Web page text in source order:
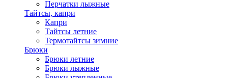
Перчатки лыжные
Тайтсы, капри
Капри
Тайтсы летние
Термотайтсы зимние
Брюки
Брюки летние
Брюки лыжные